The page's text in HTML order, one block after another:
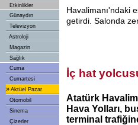
Etkinlikler
Günaydın
Televizyon
Astroloji
Magazin
Sağlık
Cuma
Cumartesi
» Aktüel Pazar
Otomobil
Sinema
Çizerler
Havalimanı'ndaki
getirdi. Salonda
İç hat
Atatürk
Hava Yolları,
terminal